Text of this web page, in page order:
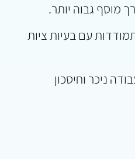
מוסף גבוה יותר.
עם בעיות ציות
ניכר וחיסכון